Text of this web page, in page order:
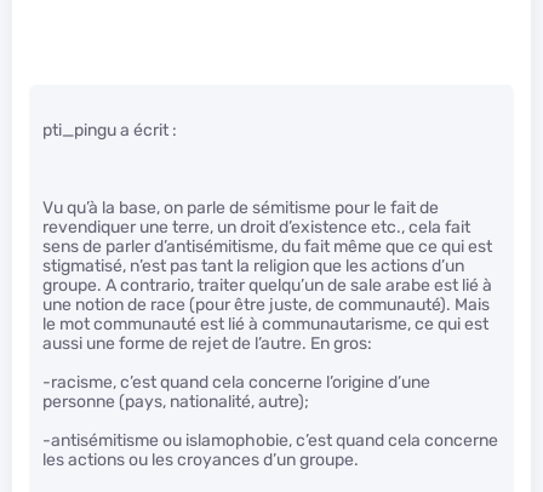
pti_pingu a écrit :
Vu qu’à la base, on parle de sémitisme pour le fait de
revendiquer une terre, un droit d’existence etc., cela fait
sens de parler d’antisémitisme, du fait même que ce qui est
stigmatisé, n’est pas tant la religion que les actions d’un
groupe. A contrario, traiter quelqu’un de sale arabe est lié à
une notion de race (pour être juste, de communauté). Mais
le mot communauté est lié à communautarisme, ce qui est
aussi une forme de rejet de l’autre. En gros:
-racisme, c’est quand cela concerne l’origine d’une
personne (pays, nationalité, autre);
-antisémitisme ou islamophobie, c’est quand cela concerne
les actions ou les croyances d’un groupe.